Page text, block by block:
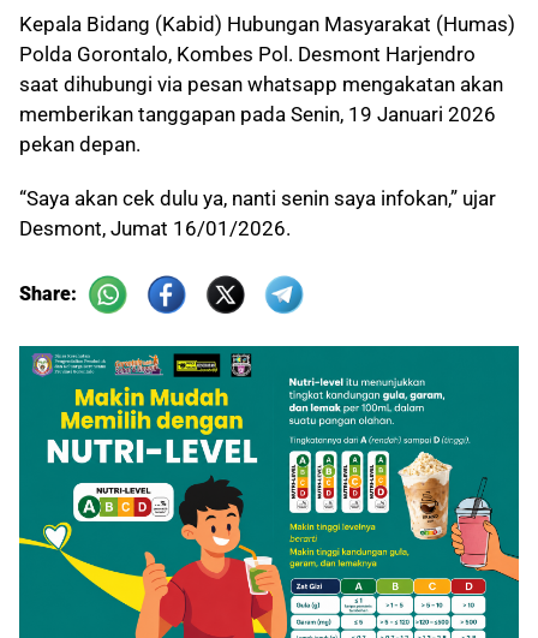
Kepala Bidang (Kabid) Hubungan Masyarakat (Humas)
Polda Gorontalo, Kombes Pol. Desmont Harjendro
saat dihubungi via pesan whatsapp mengakatan akan
memberikan tanggapan pada Senin, 19 Januari 2026
pekan depan.
“Saya akan cek dulu ya, nanti senin saya infokan,” ujar
Desmont, Jumat 16/01/2026.
Share: